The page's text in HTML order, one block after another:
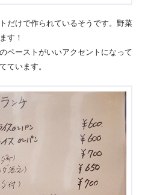
だけで作られているそうです。野菜
す！
ペーストがいいアクセントになって
ています。